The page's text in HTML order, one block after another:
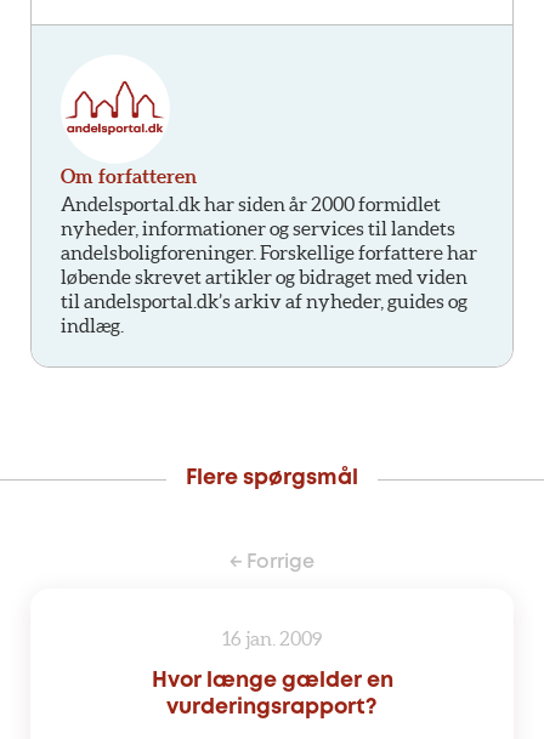
Om forfatteren
Andelsportal.dk har siden år 2000 formidlet
nyheder, informationer og services til landets
andelsboligforeninger. Forskellige forfattere har
løbende skrevet artikler og bidraget med viden
til andelsportal.dk’s arkiv af nyheder, guides og
indlæg.
Flere spørgsmål
← Forrige
16 jan. 2009
Hvor længe gælder en
vurderingsrapport?